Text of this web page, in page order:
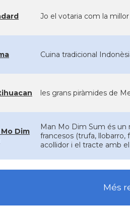
Jo el votaria com la
Cuina tradicional
les grans piràmides de
Dim
Man Mo Dim Sum és un
francesos (trufa, llobarro,
acollidor i el tracte amb
Més